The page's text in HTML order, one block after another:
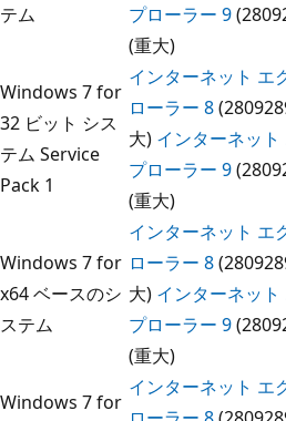
テム
プローラー 9
(重大)
Windows 7 for
32 ビット シス
テム Service
Pack 1
インターネット エ
ローラー 8
大) インターネット
プローラー 9
(重大)
Windows 7 for
x64 ベースのシ
ステム
インターネット エ
ローラー 8
大) インターネット
プローラー 9
(重大)
Windows 7 for
インターネット エ